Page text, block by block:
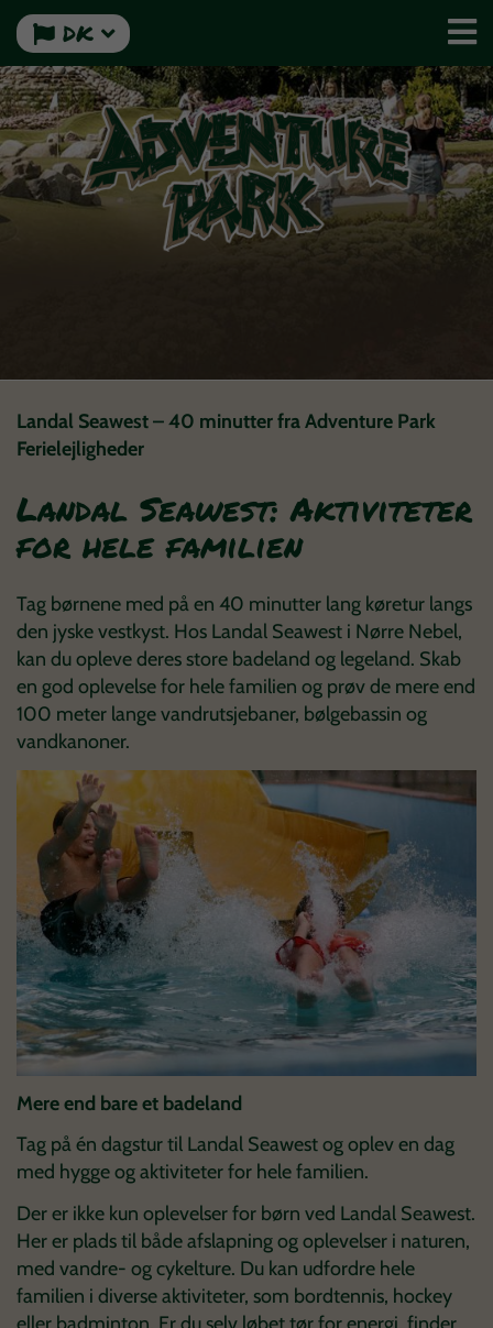
DK
Landal Seawest – 40 minutter fra Adventure Park
Ferielejligheder
Landal Seawest: Aktiviteter
for hele familien
Tag børnene med på en 40 minutter lang køretur langs
den jyske vestkyst. Hos Landal Seawest i Nørre Nebel,
kan du opleve deres store badeland og legeland. Skab
en god oplevelse for hele familien og prøv de mere end
100 meter lange vandrutsjebaner, bølgebassin og
vandkanoner.
Mere end bare et badeland
Tag på én dagstur til Landal Seawest og oplev en dag
med hygge og aktiviteter for hele familien.
Der er ikke kun oplevelser for børn ved Landal Seawest.
Her er plads til både afslapning og oplevelser i naturen,
med vandre- og cykelture. Du kan udfordre hele
familien i diverse aktiviteter, som bordtennis, hockey